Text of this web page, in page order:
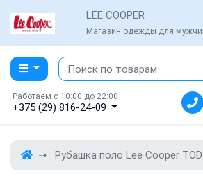
LEE COOPER
Магазин одежды для
Работаем с 10:00 до 22:00
+375 (29) 816-24-09
Рубашка поло Lee Cooper